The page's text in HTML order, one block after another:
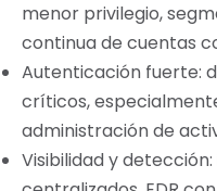
menor privilegio,
continua de cuentas
Autenticación fuerte:
críticos,
administración de
Visibilidad y